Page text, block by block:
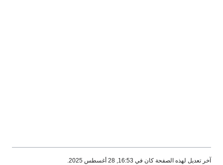
آخر تعديل لهذه الصفحة كان في 16:53, 28 أغسطس 2025.